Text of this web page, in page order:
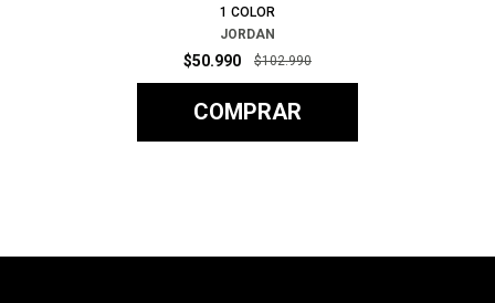
1 COLOR
JORDAN
$50.990 $102.990
COMPRAR